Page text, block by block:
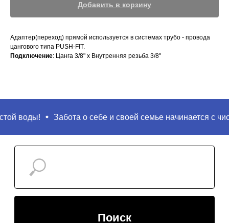
Добавить в корзину
Адаптер(переход) прямой используется в системах трубо - провода
цангового типа PUSH-FIT.
Подключение: Цанга 3/8" х Внутренняя резьба 3/8"
воды! Забота о себе и своей семье начинается с